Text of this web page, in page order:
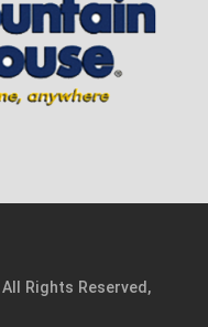
Rights Reserved,